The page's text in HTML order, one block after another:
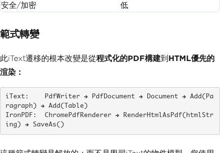
安全/加密
低
範式轉變
此iText遷移的根本改變是從程式化的PDF構建到 HTML優先的
渲染：
iText:    PdfWriter → PdfDocument → Document → Add(Pa
ragraph) → Add(Table)
IronPDF:  ChromePdfRenderer → RenderHtmlAsPdf(htmlStr
ing) → SaveAs()